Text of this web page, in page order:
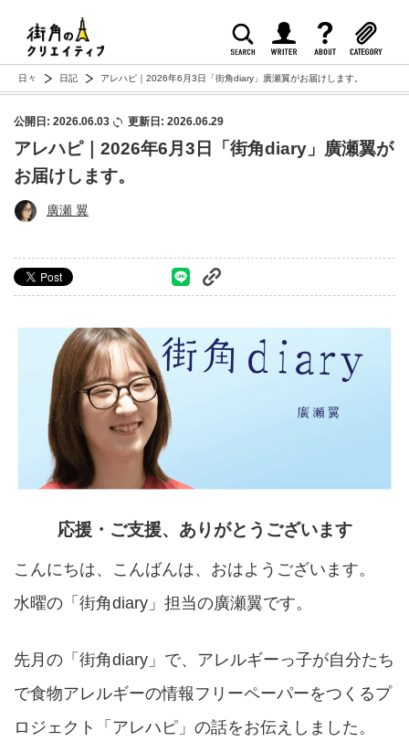
日々 日記 アレハピ｜2026年6月3日「街角diary」廣瀬翼がお届けします。
公開日: 2026.06.03 更新日: 2026.06.29
アレハピ｜2026年6月3日「街角diary」廣瀬翼が
お届けします。
廣瀬 翼
応援・ご支援、ありがとうございます
こんにちは、こんばんは、おはようございます。
水曜の「街角diary」担当の廣瀬翼です。
先月の「街角diary」で、アレルギーっ子が自分たち
で食物アレルギーの情報フリーペーパーをつくるプ
ロジェクト「アレハピ」の話をお伝えしました。